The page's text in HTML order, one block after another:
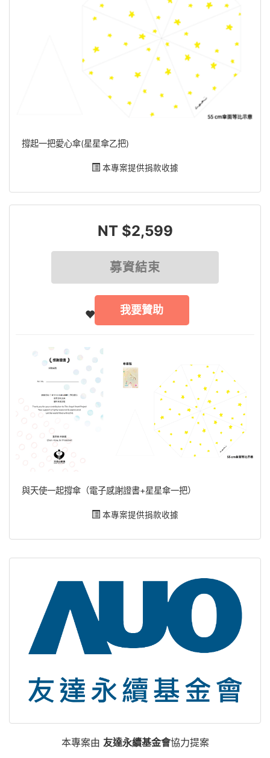
我要贊助
撐起一把愛心傘(星星傘乙把)
本專案提供捐款收據
NT $2,599
募資結束
12 人贊助 (數量: 15)
與天使一起撐傘（電子感謝證書+星星傘一把）
本專案提供捐款收據
本專案由 友達永續基金會協力提案